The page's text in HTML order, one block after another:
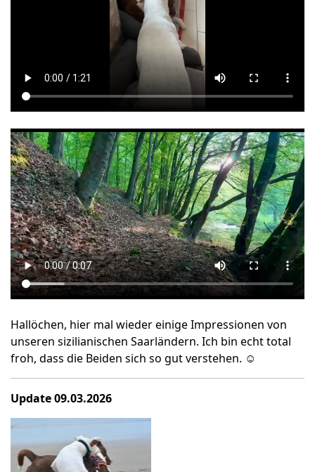
Hallöchen, hier mal wieder einige Impressionen von
unseren sizilianischen Saarländern. Ich bin echt total
froh, dass die Beiden sich so gut verstehen. ☺️
Update 09.03.2026